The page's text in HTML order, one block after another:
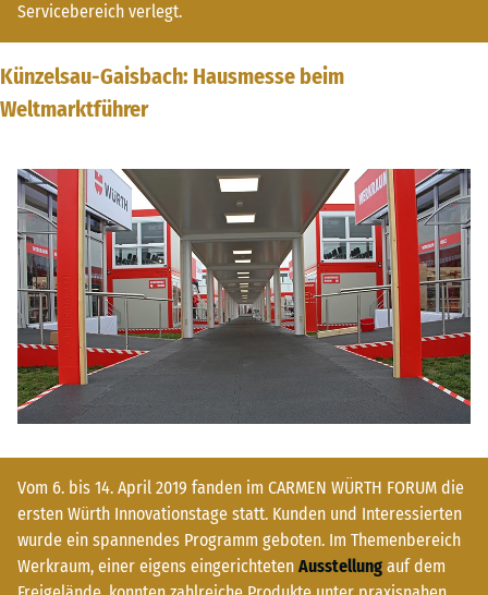
Servicebereich verlegt.
Künzelsau-Gaisbach: Hausmesse beim
Weltmarktführer
Vom 6. bis 14. April 2019 fanden im CARMEN WÜRTH FORUM die
ersten Würth Innovationstage statt. Kunden und Interessierten
wurde ein spannendes Programm geboten. Im Themenbereich
Werkraum, einer eigens eingerichteten Ausstellung auf dem